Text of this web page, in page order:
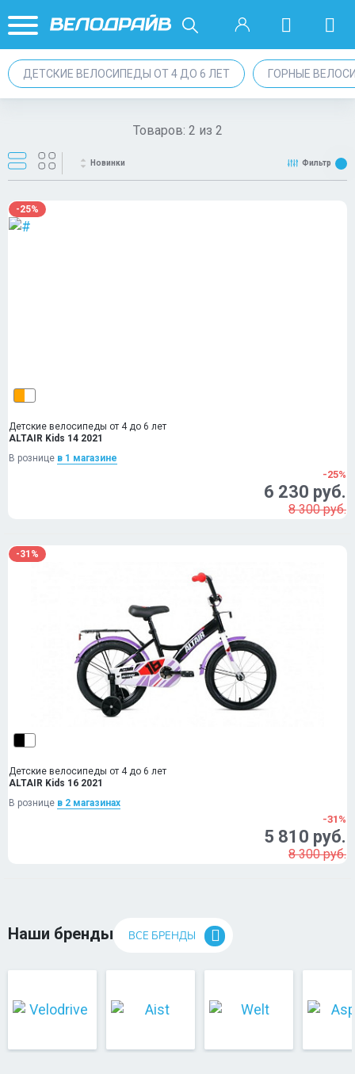
ДЕТСКИЕ ВЕЛОСИПЕДЫ ОТ 4 ДО 6 ЛЕТ ГОРНЫЕ
Товаров: 2 из 2
Новинки Фильтр
-25%
Детские велосипеды от 4 до 6 лет
ALTAIR Kids 14 2021
В рознице в 1 магазинe
-25%
6 230 руб.
8 300 руб.
-31%
Детские велосипеды от 4 до 6 лет
ALTAIR Kids 16 2021
В рознице в 2 магазинах
-31%
5 810 руб.
8 300 руб.
Наши бренды ВСЕ БРЕНДЫ